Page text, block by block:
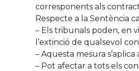
corresponents als
Respecte a la Sentència
– Els tribunals poden, en
l’extinció de qualsevol
– Aquesta mesura
– Pot afectar a tots els